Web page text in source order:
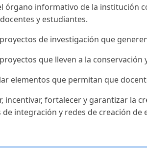
órgano informativo de la institución
y estudiantes.
de investigación que
que lleven a la
elementos que permitan que
incentivar, fortalecer y garantizar la
de integración y redes de creación de